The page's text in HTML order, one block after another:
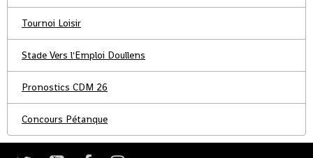
Tournoi Loisir
Stade Vers l'Emploi Doullens
Pronostics CDM 26
Concours Pétanque